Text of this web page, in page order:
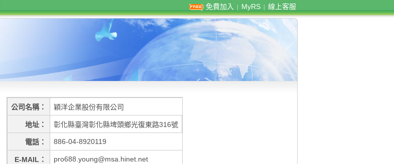
免費加入 MyRS 線上客服
公司名稱 穎洋企業股份有限公司
地址 彰化縣臺灣彰化縣埤頭鄉光復東路316號
電話 886-04-8920119
E-MAIL pro688.young@msa.hinet.net